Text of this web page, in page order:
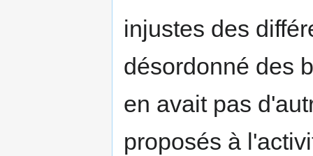
injustes des
désordonné des
en avait pas
proposés à